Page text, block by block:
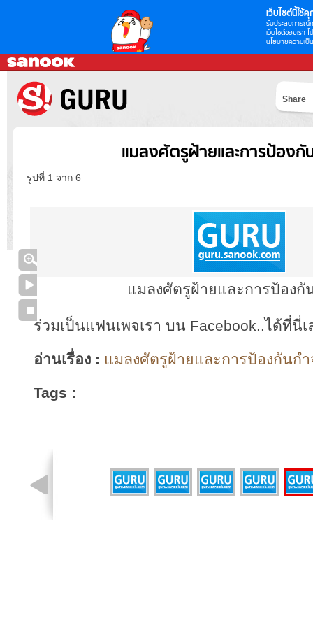
เว็บไซต์นี้ใช้คุ
รับประสบการณ์
เว็บไซต์ของเรา
นโยบายความเป็
Share
แมลงศัตรูฝ้ายและการป้อง
รูปที่ 1 จาก 6
แมลงศัตรูฝ้ายและการป้องกั
ร่วมเป็นแฟนเพจเรา บน Facebook..ได้ที่นี่เ
อ่านเรื่อง : แมลงศัตรูฝ้ายและการป้องกันก
Tags :